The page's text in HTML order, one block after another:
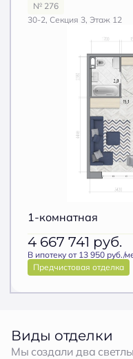
№ 276
30-2, Секция 3, Этаж 12
1-комнатная
4 667 741 руб.
В ипотеку от 13 950 руб./
Предчистовая отделка
Виды отделки
Мы создали два